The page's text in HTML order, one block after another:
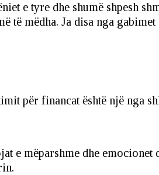
e tyre dhe shumë shpesh
të mëdha. Ja disa nga
për financat është një nga
e mëparshme dhe emocionet